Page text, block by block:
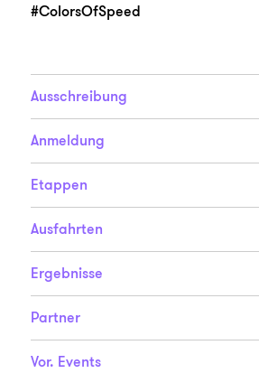
#ColorsOfSpeed
Ausschreibung
Anmeldung
Etappen
Ausfahrten
Ergebnisse
Partner
Vor. Events